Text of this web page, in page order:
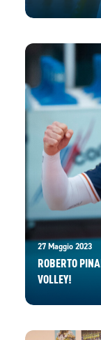
27 Maggio 2023
ROBERTO
VOLLEY!